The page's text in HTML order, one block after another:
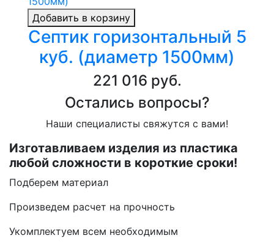
Добавить в корзину
Септик горизонтальный 5
куб. (диаметр 1500мм)
221 016 руб.
Остались вопросы?
Наши специалисты свяжутся с вами!
Изготавливаем изделия из пластика
любой сложности в короткие сроки!
Подберем материал
Произведем расчет на прочность
Укомплектуем всем необходимым